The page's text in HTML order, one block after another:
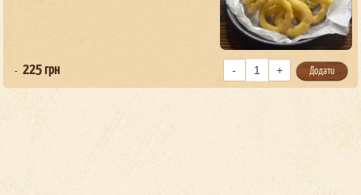
225 грн Додати